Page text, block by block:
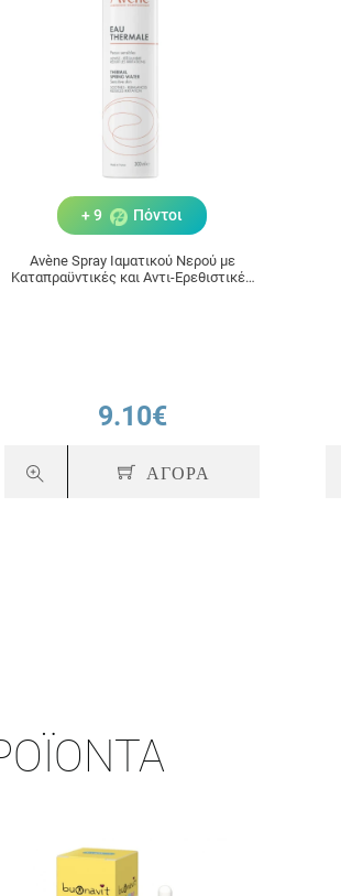
+ 9 Πόντοι
Avène Spray Ιαματικού Νερού με
Καταπραϋντικές και Αντι-Ερεθιστικές
9.10€
ΑΓΟΡΑ